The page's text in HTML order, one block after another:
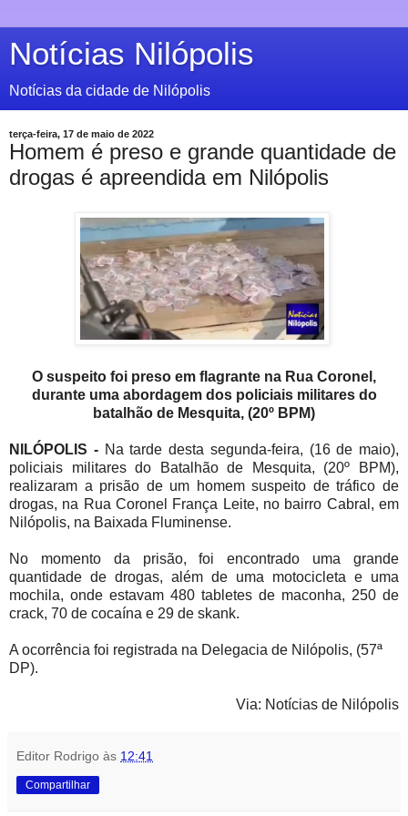
Notícias Nilópolis
Notícias da cidade de Nilópolis
terça-feira, 17 de maio de 2022
Homem é preso e grande quantidade de
drogas é apreendida em Nilópolis
O suspeito foi preso em flagrante na Rua Coronel,
durante uma abordagem dos policiais militares do
batalhão de Mesquita, (20º BPM)
NILÓPOLIS - Na tarde desta segunda-feira, (16 de maio),
policiais militares do Batalhão de Mesquita, (20º BPM),
realizaram a prisão de um homem suspeito de tráfico de
drogas, na Rua Coronel França Leite, no bairro Cabral, em
Nilópolis, na Baixada Fluminense.
No momento da prisão,foi encontrado umagrande
quantidade de drogas, além de uma motocicleta e uma
mochila, onde estavam 480 tabletes de maconha, 250 de
crack, 70 de cocaína e 29 de skank.
A ocorrência foi registrada na Delegacia de Nilópolis, (57ª
DP).
Via: Notícias de Nilópolis
Editor Rodrigo às 12:41
Compartilhar